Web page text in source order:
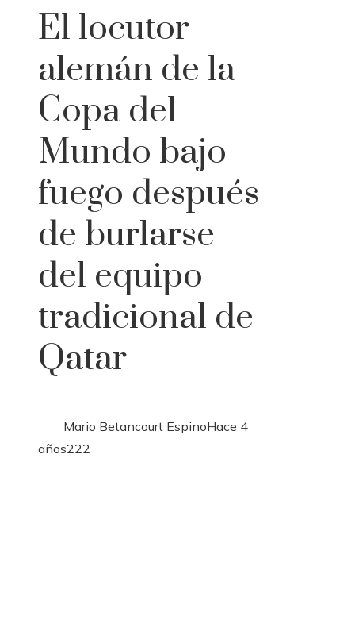
El locutor
alemán de la
Copa del
Mundo bajo
fuego después
de burlarse
del equipo
tradicional de
Qatar
Mario Betancourt EspinoHace 4
años222